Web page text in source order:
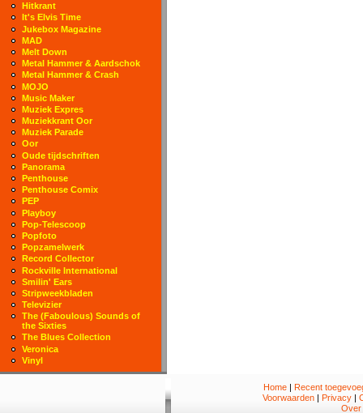
Hitkrant
It's Elvis Time
Jukebox Magazine
MAD
Melt Down
Metal Hammer & Aardschok
Metal Hammer & Crash
MOJO
Music Maker
Muziek Expres
Muziekkrant Oor
Muziek Parade
Oor
Oude tijdschriften
Panorama
Penthouse
Penthouse Comix
PEP
Playboy
Pop-Telescoop
Popfoto
Popzamelwerk
Record Collector
Rockville International
Smilin' Ears
Stripweekbladen
Televizier
The (Faboulous) Sounds of
the Sixties
The Blues Collection
Veronica
Vinyl
Home| Recent
Voorwaarden | Privacy |
Over